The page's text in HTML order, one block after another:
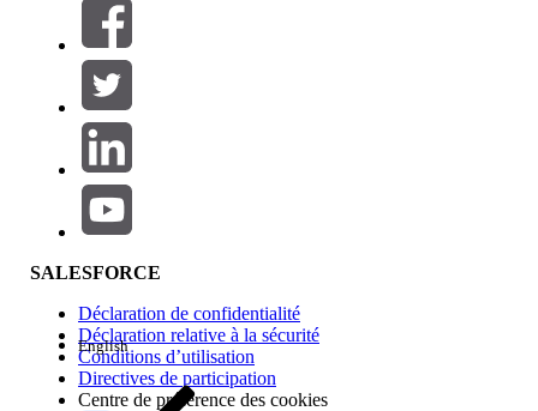
Filtrer par (0)
SÉLECTIONNER DES FILTRES
Gamme de produits
Impact des fonctionnalités
SALESFORCE
Déclaration de confidentialité
Déclaration relative à la sécurité
Conditions d’utilisation
Directives de participation
Centre de préférence des cookies
English